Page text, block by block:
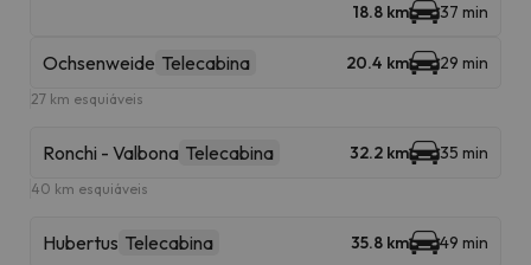
18.8 km 37 min
Ochsenweide Telecabina 20.4 km 29 min
27 km esquiáveis
Ronchi - Valbona Telecabina 32.2 km 35 min
40 km esquiáveis
Hubertus Telecabina 35.8 km 49 min